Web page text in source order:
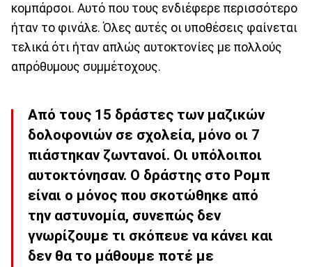
κομπάρσοι. Αυτό που τους ενδιέφερε περισσότερο
ήταν το φινάλε. Όλες αυτές οι υποθέσεις φαίνεται
τελικά ότι ήταν απλώς αυτοκτονίες με πολλούς
απρόθυμους συμμέτοχους.
Από τους 15 δράστες των μαζικών
δολοφονιών σε σχολεία, μόνο οι 7
πιάστηκαν ζωντανοί. Οι υπόλοιποι
αυτοκτόνησαν. Ο δράστης στο Ρομπ
είναι ο μόνος που σκοτώθηκε από
την αστυνομία, συνεπώς δεν
γνωρίζουμε τι σκόπευε να κάνει και
δεν θα το μάθουμε ποτέ με